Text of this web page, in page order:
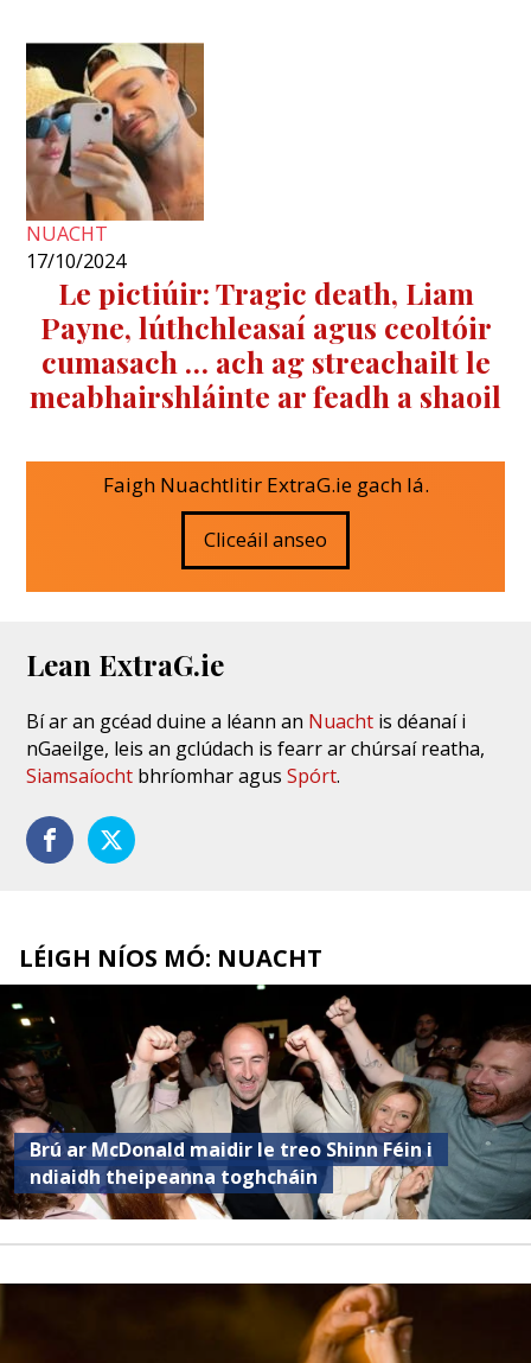
NUACHT
17/10/2024
Le pictiúir: Tragic death, Liam
Payne, lúthchleasaí agus ceoltóir
cumasach … ach ag streachailt le
meabhairshláinte ar feadh a shaoil
Faigh Nuachtlitir ExtraG.ie gach lá.
Cliceáil anseo
Lean ExtraG.ie
Bí ar an gcéad duine a léann an Nuacht is déanaí i
nGaeilge, leis an gclúdach is fearr ar chúrsaí reatha,
Siamsaíocht bhríomhar agusSpórt.
LÉIGH NÍOS MÓ: NUACHT
Brú ar McDonald maidir le treo Shinn Féin i
ndiaidh theipeanna toghcháin